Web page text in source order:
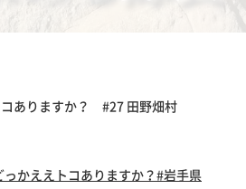
コありますか？ #27 田野畑村
っかええトコありますか？ #岩手県